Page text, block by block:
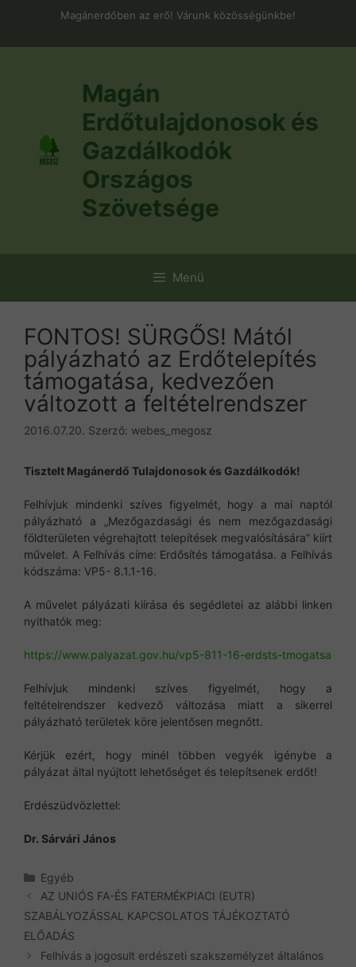
Magánerdőben az erő! Várunk közösségünkbe!
Magán
Erdőtulajdonosok és
Gazdálkodók
Országos
Szövetsége
Menü
FONTOS! SÜRGŐS! Mától
pályázható az Erdőtelepítés
támogatása, kedvezően
változott a feltételrendszer
2016.07.20. Szerző: webes_megosz
Tisztelt Magánerdő Tulajdonosok és Gazdálkodók!
Felhívjuk mindenki szíves figyelmét, hogy a mai naptól
pályázható a „Mezőgazdasági és nem mezőgazdasági
földterületen végrehajtott telepítések megvalósítására” kiírt
művelet. A Felhívás címe: Erdősítés támogatása. a Felhívás
kódszáma: VP5- 8.1.1-16.
A művelet pályázati kiírása és segédletei az alábbi linken
nyithatók meg:
https://www.palyazat.gov.hu/vp5-811-16-erdsts-tmogatsa
Felhívjuk mindenki szíves figyelmét, hogy a
feltételrendszer kedvező változása miatt a sikerrel
pályázható területek köre jelentősen megnőtt.
Kérjük ezért, hogy minél többen vegyék igénybe a
pályázat által nyújtott lehetőséget és telepítsenek erdőt!
Erdészüdvözlettel:
Dr. Sárvári János
Kategória
Egyéb
AZ UNIÓS FA-ÉS FATERMÉKPIACI (EUTR)
SZABÁLYOZÁSSAL KAPCSOLATOS TÁJÉKOZTATÓ
ELŐADÁS
Felhívás a jogosult erdészeti szakszemélyzet általános